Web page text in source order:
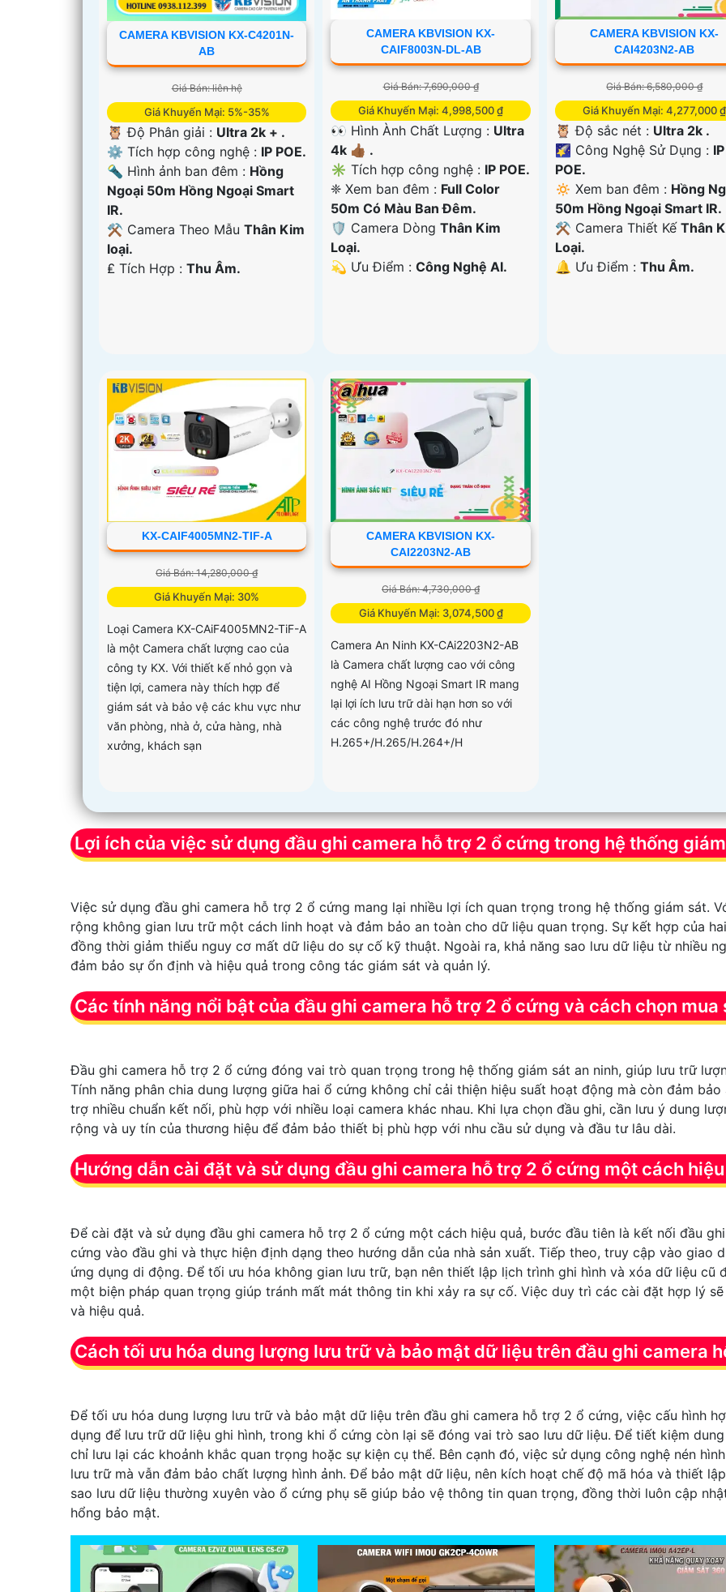
CAMERA KBVISION KX-C4201N-
AB
Giá Bán: liên hệ
Giá Khuyến Mại: 5%-35%
🦉 Độ Phân giải : Ultra 2k + .
⚙ Tích hợp công nghệ : IP POE.
🔦 Hình ảnh ban đêm : Hồng
Ngoại 50m Hồng Ngoại Smart
IR.
⚒ Camera Theo Mẫu Thân Kim
loại.
️₤ Tích Hợp : Thu Âm.
CAMERA KBVISION KX-
CAIF8003N-DL-AB
Giá Bán: 7,690,000 ₫
Giá Khuyến Mại: 4,998,500 ₫
👀 Hình Ành Chất Lượng : Ultra
4k 👍🏾 .
✳️ Tích hợp công nghệ : IP POE.
❈ Xem ban đêm : Full Color
50m Có Màu Ban Đêm.
🛡 Camera DòngThân Kim
Loại.
️💫 Ưu Điểm :Công Nghệ AI.
CAMERA KBVISION KX-
CAI4203N2-AB
Giá Bán: 6,580,000 ₫
Giá Khuyến Mại: 4,277,000 ₫
🦉 Độ sắc nét : Ultra 2k .
🌠 Công Nghệ Sử Dụng : IP
POE.
🔅 Xem ban đêm : Hồng
50m Hồng Ngoại Smart IR.
⚒ Camera Thiết Kế Thân
Loại.
️🔔 Ưu Điểm : Thu Âm.
KX-CAIF4005MN2-TIF-A
Giá Bán: 14,280,000 ₫
Giá Khuyến Mại: 30%
Loại Camera KX-CAiF4005MN2-TiF-A
là một Camera chất lượng cao của
công ty KX. Với thiết kế nhỏ gọn và
tiện lợi, camera này thích hợp để
giám sát và bảo vệ các khu vực như
văn phòng, nhà ở, cửa hàng, nhà
xưởng, khách sạn
CAMERA KBVISION KX-
CAI2203N2-AB
Giá Bán: 4,730,000 ₫
Giá Khuyến Mại: 3,074,500 ₫
Camera An Ninh KX-CAi2203N2-AB
là Camera chất lượng cao với công
nghệ AI Hồng Ngoại Smart IR mang
lại lợi ích lưu trữ dài hạn hơn so với
các công nghệ trước đó như
H.265+/H.265/H.264+/H
Lợi ích của việc sử dụng đầu ghi camera hỗ trợ 2 ổ cứng trong hệ thống
Việc sử dụng đầu ghi camera hỗ trợ 2 ổ cứng mang lại nhiều lợi ích quan trọng trong hệ thống giám sát.
rộng không gian lưu trữ một cách linh hoạt và đảm bảo an toàn cho dữ liệu quan trọng. Sự kết hợp của
đồng thời giảm thiểu nguy cơ mất dữ liệu do sự cố kỹ thuật. Ngoài ra, khả năng sao lưu dữ liệu từ nhiều
đảm bảo sự ổn định và hiệu quả trong công tác giám sát và quản lý.
Các tính năng nổi bật của đầu ghi camera hỗ trợ 2 ổ cứng và cách chọn mua
Đầu ghi camera hỗ trợ 2 ổ cứng đóng vai trò quan trọng trong hệ thống giám sát an ninh, giúp lưu trữ
Tính năng phân chia dung lượng giữa hai ổ cứng không chỉ cải thiện hiệu suất hoạt động mà còn đảm
trợ nhiều chuẩn kết nối, phù hợp với nhiều loại camera khác nhau. Khi lựa chọn đầu ghi, cần lưu ý dung
rộng và uy tín của thương hiệu để đảm bảo thiết bị phù hợp với nhu cầu sử dụng và đầu tư lâu dài.
Hướng dẫn cài đặt và sử dụng đầu ghi camera hỗ trợ 2 ổ cứng một cách
Để cài đặt và sử dụng đầu ghi camera hỗ trợ 2 ổ cứng một cách hiệu quả, bước đầu tiên là kết nối đầu
cứng vào đầu ghi và thực hiện định dạng theo hướng dẫn của nhà sản xuất. Tiếp theo, truy cập vào giao
ứng dụng di động. Để tối ưu hóa không gian lưu trữ, bạn nên thiết lập lịch trình ghi hình và xóa dữ liệu
một biện pháp quan trọng giúp tránh mất mát thông tin khi xảy ra sự cố. Việc duy trì các cài đặt hợp lý
và hiệu quả.
Cách tối ưu hóa dung lượng lưu trữ và bảo mật dữ liệu trên đầu ghi camera
Để tối ưu hóa dung lượng lưu trữ và bảo mật dữ liệu trên đầu ghi camera hỗ trợ 2 ổ cứng, việc cấu hình
dụng để lưu trữ dữ liệu ghi hình, trong khi ổ cứng còn lại sẽ đóng vai trò sao lưu dữ liệu. Để tiết kiệm
chỉ lưu lại các khoảnh khắc quan trọng hoặc sự kiện cụ thể. Bên cạnh đó, việc sử dụng công nghệ nén
lưu trữ mà vẫn đảm bảo chất lượng hình ảnh. Để bảo mật dữ liệu, nên kích hoạt chế độ mã hóa và thiết
sao lưu dữ liệu thường xuyên vào ổ cứng phụ sẽ giúp bảo vệ thông tin quan trọng, đồng thời luôn cập
hổng bảo mật.